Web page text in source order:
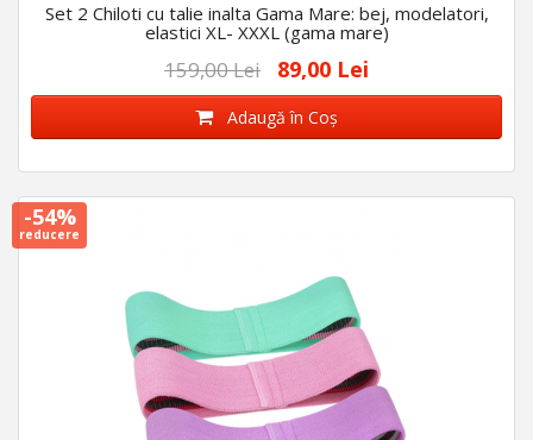
Set 2 Chiloti cu talie inalta Gama Mare: bej, modelatori,
elastici XL- XXXL (gama mare)
159,00 Lei 89,00 Lei
Adaugă în Coş
-54%
reducere